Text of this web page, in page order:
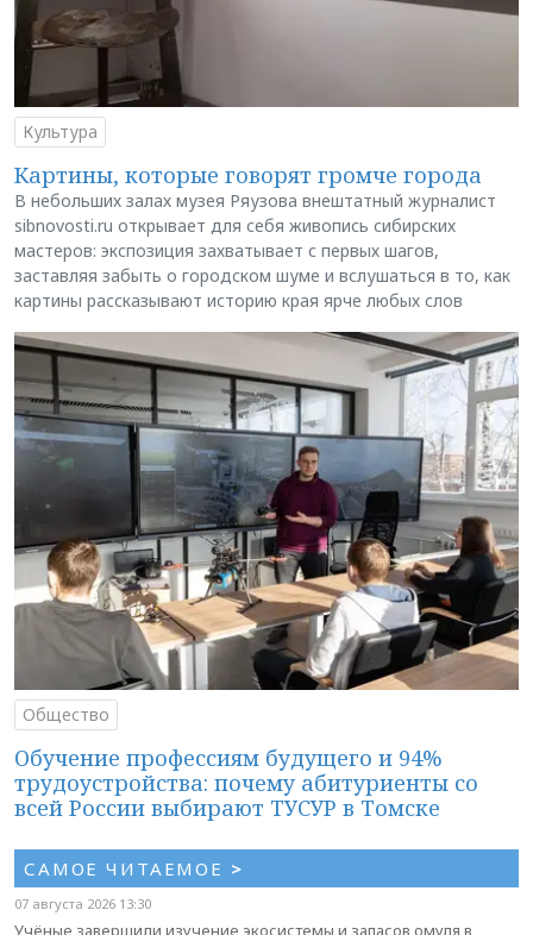
Культура
Картины, которые говорят громче города
В небольших залах музея Ряузова внештатный журналист
sibnovosti.ru открывает для себя живопись сибирских
мастеров: экспозиция захватывает с первых шагов,
заставляя забыть о городском шуме и вслушаться в то, как
картины рассказывают историю края ярче любых слов
Общество
Обучение профессиям будущего и 94%
трудоустройства: почему абитуриенты со
всей России выбирают ТУСУР в Томске
САМОЕ ЧИТАЕМОЕ >
07 августа 2026 13:30